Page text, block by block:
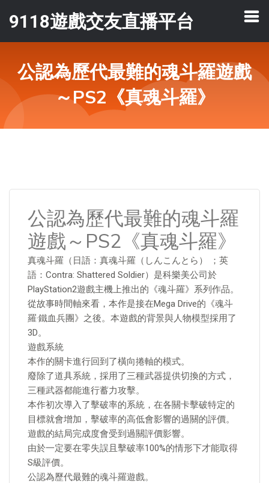
9118遊戲交友直播平台
公認為歷代最難的魂斗羅遊戲
～PS2《真魂斗羅》
公認為歷代最難的魂斗羅
遊戲～PS2《真魂斗羅》
真魂斗羅（日語：真魂斗羅（しんこんとら） ；英
語：Contra: Shattered Soldier）是科樂美公司於
PlayStation2遊戲主機上推出的《魂斗羅》系列作品。
從故事時間軸來看，本作是接在Mega Drive的《魂斗
羅·鐵血兵團》之後。本遊戲的背景與人物模型採用了
3D。
遊戲系統
本作的關卡進行回到了橫向捲軸的模式。
廢除了道具系統，採用了三種武器提供切換的方式，
三種武器都能進行蓄力攻擊。
本作初次導入了擊破率的系統，在各關卡擊破特定的
目標就會增加，擊破率的高低會影響的過關的評價。
遊戲的結局完成度會受到過關評價影響。
由於一定要在零失誤且擊破率100%的情形下才能取得
S級評價。
公認為歷代最難的魂斗羅遊戲。